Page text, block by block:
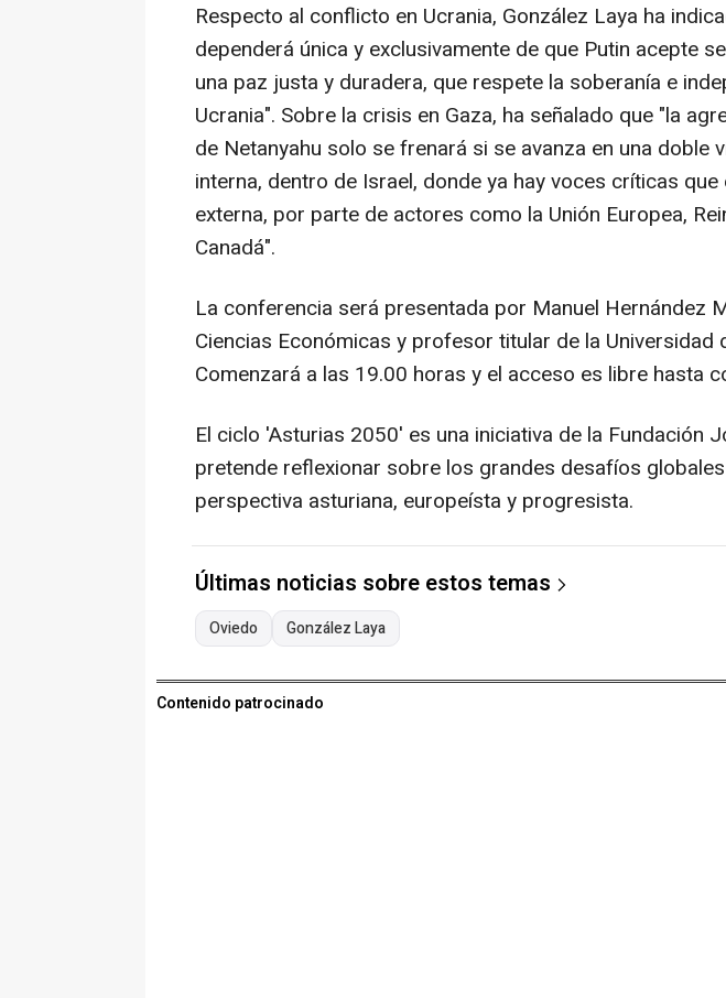
Respecto al conflicto en Ucrania, González Laya ha
dependerá única y exclusivamente de que Putin acepte
una paz justa y duradera, que respete la soberanía e
Ucrania". Sobre la crisis en Gaza, ha señalado que "la
de Netanyahu solo se frenará si se avanza en una doble
interna, dentro de Israel, donde ya hay voces críticas que
externa, por parte de actores como la Unión Europea,
Canadá".
La conferencia será presentada por Manuel Hernández
Ciencias Económicas y profesor titular de la Universidad
Comenzará a las 19.00 horas y el acceso es libre hasta
El ciclo 'Asturias 2050' es una iniciativa de la Fundación
pretende reflexionar sobre los grandes desafíos
perspectiva asturiana, europeísta y progresista.
Últimas noticias sobre estos temas
Oviedo González Laya
Contenido patrocinado